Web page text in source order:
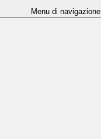
Menu di navigazione